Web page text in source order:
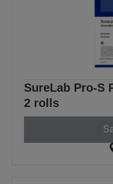
SureLab Pro-S
2 rolls